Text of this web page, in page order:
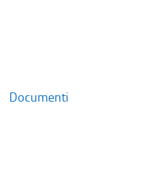
Documenti